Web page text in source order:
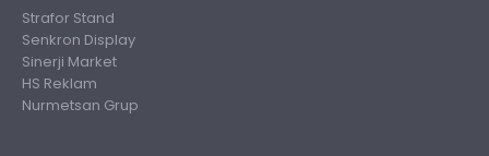
Strafor Stand
Senkron Display
Sinerji Market
HS Reklam
Nurmetsan Grup